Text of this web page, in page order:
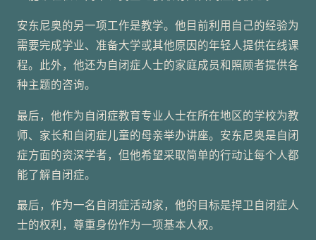
安东尼奥的另一项工作是教学。他目前利用自己的经验为
需要完成学业、准备大学或其他原因的年轻人提供在线课
程。此外，他还为自闭症人士的家庭成员和照顾者提供各
种主题的咨询。
最后，他作为自闭症教育专业人士在所在地区的学校为教
师、家长和自闭症儿童的母亲举办讲座。安东尼奥是自闭
症方面的资深学者，但他希望采取简单的行动让每个人都
能了解自闭症。
最后，作为一名自闭症活动家，他的目标是捍卫自闭症人
士的权利，尊重身份作为一项基本人权。